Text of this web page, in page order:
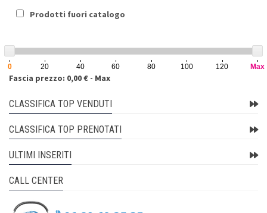
Prodotti fuori catalogo
0 20 40 60 80 100 120 Max
Fascia prezzo: 0,00 € - Max
CLASSIFICA TOP VENDUTI
CLASSIFICA TOP PRENOTATI
ULTIMI INSERITI
CALL CENTER